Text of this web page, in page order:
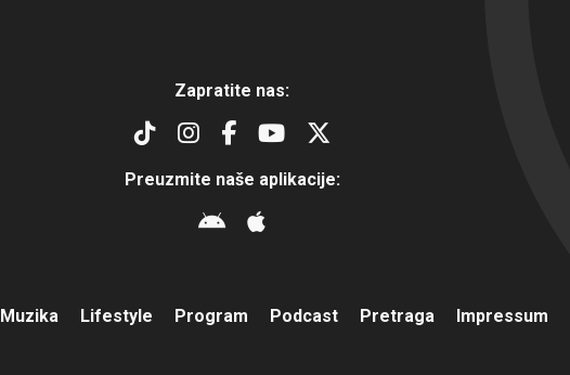
Zapratite nas:
Preuzmite naše aplikacije:
Muzika Lifestyle Program Podcast Pretraga Impressum